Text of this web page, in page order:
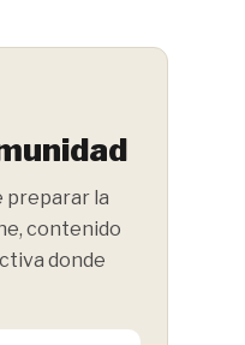
preparar la
contenido
donde